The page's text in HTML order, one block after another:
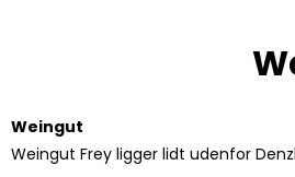
Weingut
Weingut Frey ligger lidt udenfor